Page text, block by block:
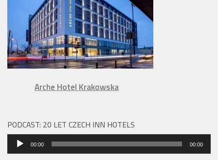
Arche Hotel Krakowska
PODCAST: 20 LET CZECH INN HOTELS
Audio
přehrávač
00:00 00:00